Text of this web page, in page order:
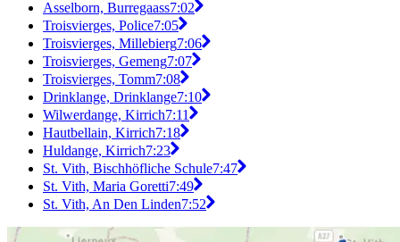
Asselborn, Burregaass7:02
Troisvierges, Police7:05
Troisvierges, Millebierg7:06
Troisvierges, Gemeng7:07
Troisvierges, Tomm7:08
Drinklange, Drinklange7:10
Wilwerdange, Kirrich7:11
Hautbellain, Kirrich7:18
Huldange, Kirrich7:23
St. Vith, Bischhöfliche Schule7:47
St. Vith, Maria Goretti7:49
St. Vith, An Den Linden7:52